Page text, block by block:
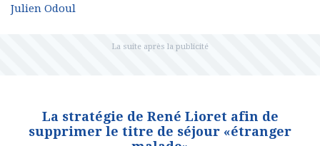
Julien Odoul
La stratégie de René Lioret afin de
supprimer le titre de séjour «étranger